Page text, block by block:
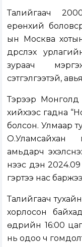
Талийгаач
ерөнхий
ын Москва
дүрслэх
зураач
сэтгэлгээтэй,
Тэрээр
хийхээс гадна
болсон. Улмаар
О.Уламсайхан
амьдарч
үүнээс үүдэн
гэртээ нас
Талийгаач
хорлосон
өдрийн 16:00
нь одоо ч